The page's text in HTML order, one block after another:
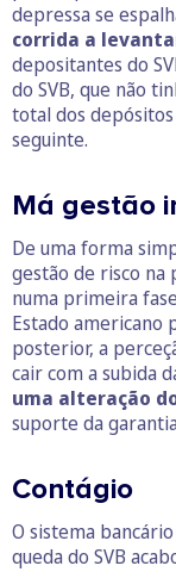
depressa se
corrida a
depositantes do
do SVB, que não
total dos depósitos
seguinte.
Má gestão
De uma forma
gestão de risco
numa primeira
Estado americano
posterior, a
cair com a subida
uma alteração
suporte da
Contágio
O sistema
queda do SVB